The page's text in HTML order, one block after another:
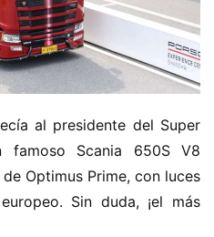
al presidente del Super
Scania 650S V8
Optimus Prime, con luces
Sin duda, ¡el más